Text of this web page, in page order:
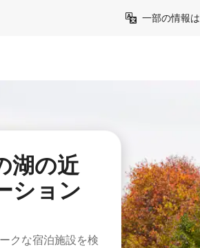
一部の情報
湖の近
ション
クな宿泊施設を検